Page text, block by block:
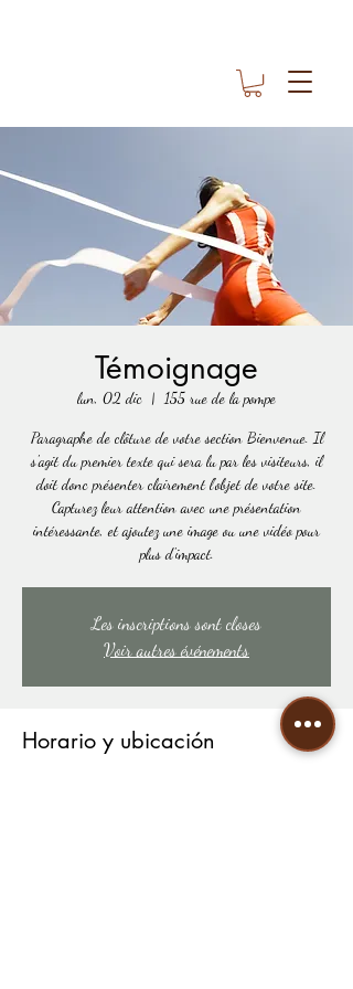
Témoignage
lun, 02 dic
  |
155 rue de la pompe
Paragraphe de clôture de votre section Bienvenue. Il
s'agit du premier texte qui sera lu par les visiteurs, il
doit donc présenter clairement l'objet de votre site.
Capturez leur attention avec une présentation
intéressante, et ajoutez une image ou une vidéo pour
plus d'impact.
Les inscriptions sont closes
Voir autres événements
Horario y ubicación